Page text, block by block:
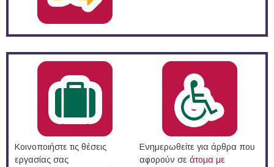
Κοινοποιήστε τις θέσεις
εργασίας σας
Ενημερωθείτε για άρθρα που
αφορούν σε άτομα με